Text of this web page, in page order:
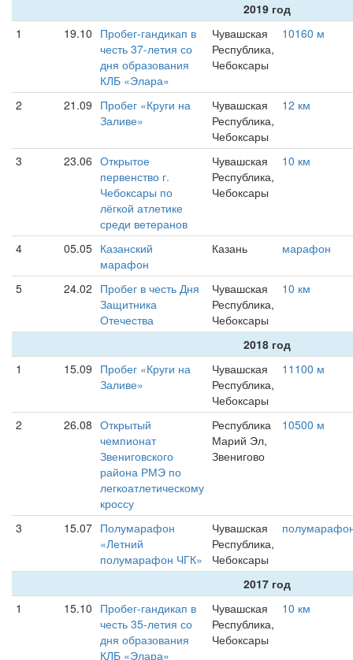
2019 год
1
19.10 Пробег-гандикап в
честь 37-летия со
дня образования
КЛБ «Элара»
Чувашская
Республика,
Чебоксары
10160 м
2 21.09 Пробег «Круги на
Заливе»
Чувашская
Республика,
Чебоксары
12 км
3 23.06 Открытое
первенство г.
Чебоксары по
лёгкой атлетике
среди ветеранов
Чувашская
Республика,
Чебоксары
10 км
4 05.05 Казанский
марафон
Казань марафон
5 24.02 Пробег в честь Дня
Защитника
Отечества
Чувашская
Республика,
Чебоксары
10 км
2018 год
1
15.09 Пробег «Круги на
Заливе»
Чувашская
Республика,
Чебоксары
11100 м
2 26.08 Открытый
чемпионат
Звениговского
района РМЭ по
легкоатлетическому
кроссу
Республика
Марий Эл,
Звенигово
10500 м
3 15.07 Полумарафон
«Летний
полумарафон ЧГК»
Чувашская
Республика,
Чебоксары
2017 год
1
15.10 Пробег-гандикап в
честь 35-летия со
дня образования
КЛБ «Элара»
Чувашская
Республика,
Чебоксары
10 км